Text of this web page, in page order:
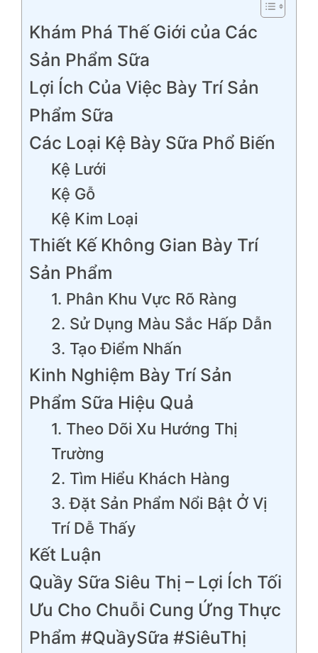
Khám Phá Thế Giới của Các
Sản Phẩm Sữa
Lợi Ích Của Việc Bày Trí Sản
Phẩm Sữa
Các Loại Kệ Bày Sữa Phổ Biến
Kệ Lưới
Kệ Gỗ
Kệ Kim Loại
Thiết Kế Không Gian Bày Trí
Sản Phẩm
1. Phân Khu Vực Rõ Ràng
2. Sử Dụng Màu Sắc Hấp Dẫn
3. Tạo Điểm Nhấn
Kinh Nghiệm Bày Trí Sản
Phẩm Sữa Hiệu Quả
1. Theo Dõi Xu Hướng Thị
Trường
2. Tìm Hiểu Khách Hàng
3. Đặt Sản Phẩm Nổi Bật Ở Vị
Trí Dễ Thấy
Kết Luận
Quầy Sữa Siêu Thị – Lợi Ích Tối
Ưu Cho Chuỗi Cung Ứng Thực
Phẩm #QuầySữa #SiêuThị